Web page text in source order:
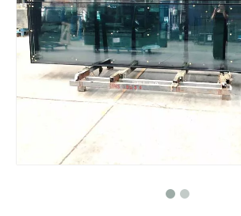
Verre de construction isolé feuilleté trempé de 3300mm * 1300MM